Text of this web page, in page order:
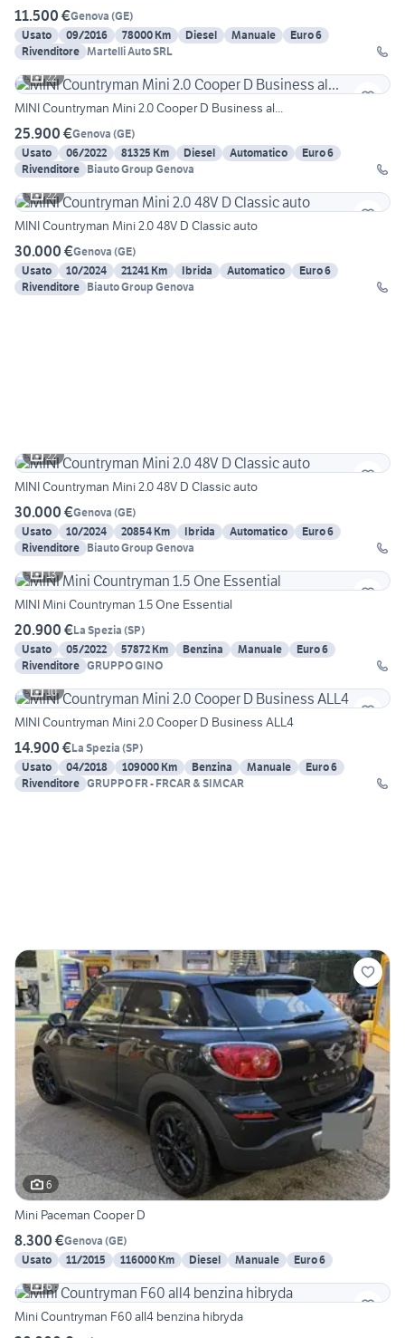
11.500 €Genova (GE)
Usato
09/2016 78000 Km Diesel Manuale
Euro 6
Rivenditore Martelli Auto SRL
22
MINI Countryman Mini 2.0 Cooper D Business al...
25.900 €Genova (GE)
Usato
06/2022 81325 Km Diesel Automatico
Euro 6
Rivenditore Biauto Group Genova
22
MINI Countryman Mini 2.0 48V D Classic auto
30.000 €Genova (GE)
Usato
10/2024 21241 Km Ibrida Automatico
Euro 6
Rivenditore Biauto Group Genova
22
MINI Countryman Mini 2.0 48V D Classic auto
30.000 €Genova (GE)
Usato
10/2024 20854 Km Ibrida Automatico
Euro 6
Rivenditore Biauto Group Genova
13
MINI Mini Countryman 1.5 One Essential
20.900 €La Spezia (SP)
Usato
05/2022 57872 Km Benzina Manuale
Euro 6
Rivenditore GRUPPO GINO
10
MINI Countryman Mini 2.0 Cooper D Business ALL4
14.900 €La Spezia (SP)
Usato
04/2018 109000 Km Benzina Manuale
Euro 6
Rivenditore GRUPPO FR - FRCAR & SIMCAR
6
Mini Paceman Cooper D
8.300 €Genova (GE)
Usato
11/2015 116000 Km Diesel Manuale
Euro 6
6
Mini Countryman F60 all4 benzina hibryda